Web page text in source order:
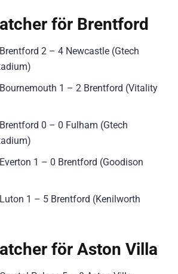
för Brentford
2 – 4 Newcastle (Gtech
1 – 2 Brentford (Vitality
0 – 0 Fulham (Gtech
1 – 0 Brentford (Goodison
1 – 5 Brentford (Kenilworth
för Aston Villa